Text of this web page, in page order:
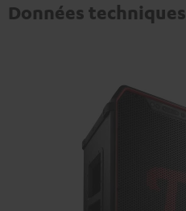
Données techniques